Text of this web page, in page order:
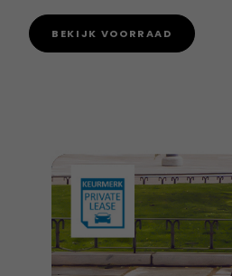
BEKIJK VOORRAAD